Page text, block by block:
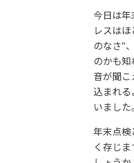
今日は年
レスは
のなさ"
のかも
音が聞こ
込まれる
いました。
年末点検
く存じ